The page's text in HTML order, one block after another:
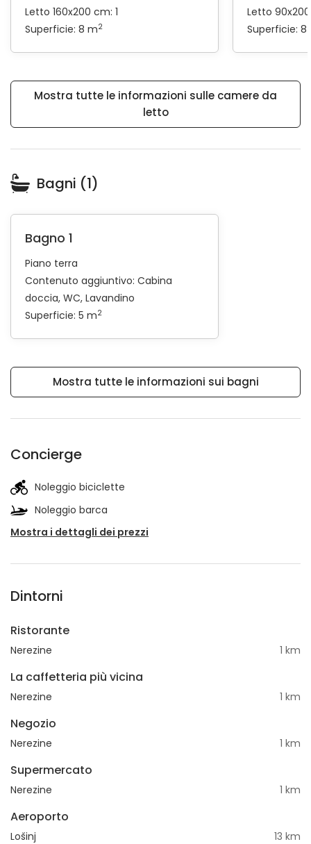
Letto 160x200 cm: 1
Superficie: 8 m2
Letto
Superficie: 8
Mostra tutte le informazioni sulle camere da
letto
Bagni (1)
Bagno 1
Piano terra
Contenuto aggiuntivo: Cabina
doccia WC Lavandino
Superficie: 5 m2
Mostra tutte le informazioni sui bagni
Concierge
Noleggio biciclette
Noleggio barca
Mostra i dettagli dei prezzi
Dintorni
Ristorante
Nerezine 1 km
La caffetteria più vicina
Nerezine 1 km
Negozio
Nerezine 1 km
Supermercato
Nerezine 1 km
Aeroporto
Lošinj 13 km